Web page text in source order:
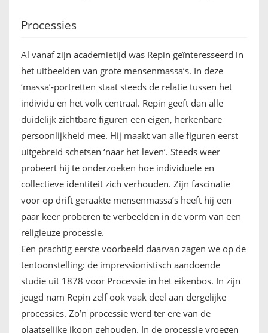
Processies
Al vanaf zijn academietijd was Repin geïnteresseerd in
het uitbeelden van grote mensenmassa’s. In deze
‘massa’-portretten staat steeds de relatie tussen het
individu en het volk centraal. Repin geeft dan alle
duidelijk zichtbare figuren een eigen, herkenbare
persoonlijkheid mee. Hij maakt van alle figuren eerst
uitgebreid schetsen ‘naar het leven’. Steeds weer
probeert hij te onderzoeken hoe individuele en
collectieve identiteit zich verhouden. Zijn fascinatie
voor op drift geraakte mensenmassa’s heeft hij een
paar keer proberen te verbeelden in de vorm van een
religieuze processie.
Een prachtig eerste voorbeeld daarvan zagen we op de
tentoonstelling: de impressionistisch aandoende
studie uit 1878 voor Processie in het eikenbos. In zijn
jeugd nam Repin zelf ook vaak deel aan dergelijke
processies. Zo’n processie werd ter ere van de
plaatselijke ikoon gehouden. In de processie vroegen